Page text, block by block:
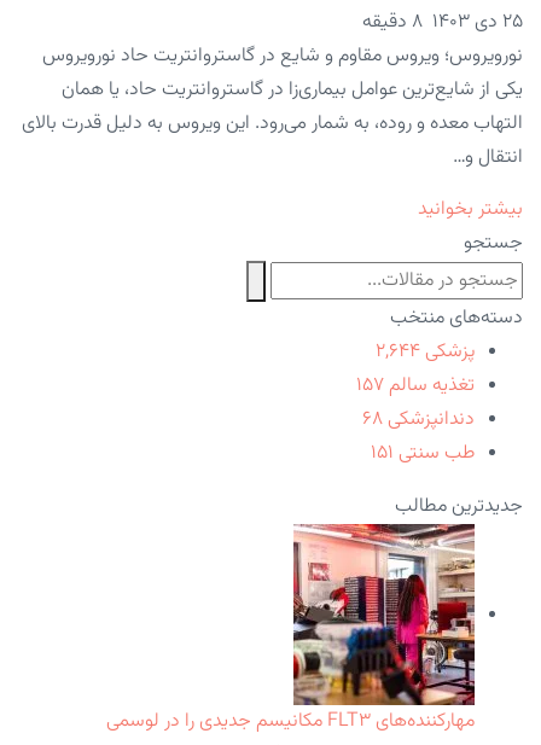
۲۵ دی ۱۴۰۳
نورویروس؛ ویروس مقاوم و شایع در گاستروانتریت حاد نورویروس
یکی از شایع‌ترین عوامل بیماری‌زا در گاستروانتریت حاد، یا همان
التهاب معده و روده، به شمار می‌رود. این ویروس به دلیل قدرت بالای
انتقال و…
بیشتر بخوانید
جستجو
دسته‌های منتخب
پزشکی ۲,۶۴۴
تغذیه سالم ۱۵۷
دندانپزشکی ۶۸
طب سنتی ۱۵۱
جدیدترین مطالب
مهارکننده‌های FLT۳ مکانیسم جدیدی را در لوسمی